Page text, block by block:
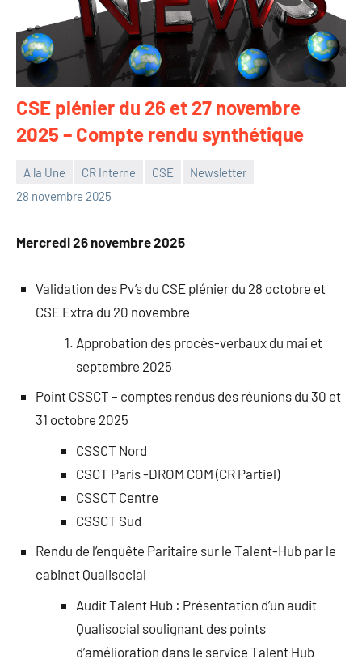
CSE plénier du 26 et 27 novembre
2025 – Compte rendu synthétique
A la Une CR Interne CSE
Newsletter
28 novembre 2025
Philippe
Mercredi 26 novembre 2025
Validation des Pv’s du CSE plénier du 28 octobre et
CSE Extra du 20 novembre
Approbation des procès-verbaux du mai et
septembre 2025
Point CSSCT – comptes rendus des réunions du 30 et
31 octobre 2025
CSSCT Nord
CSCT Paris -DROM COM (CR Partiel)
CSSCT Centre
CSSCT Sud
Rendu de l’enquête Paritaire sur le Talent-Hub par le
cabinet Qualisocial
Audit Talent Hub : Présentation d’un audit
Qualisocial soulignant des points
d’amélioration dans le service Talent Hub